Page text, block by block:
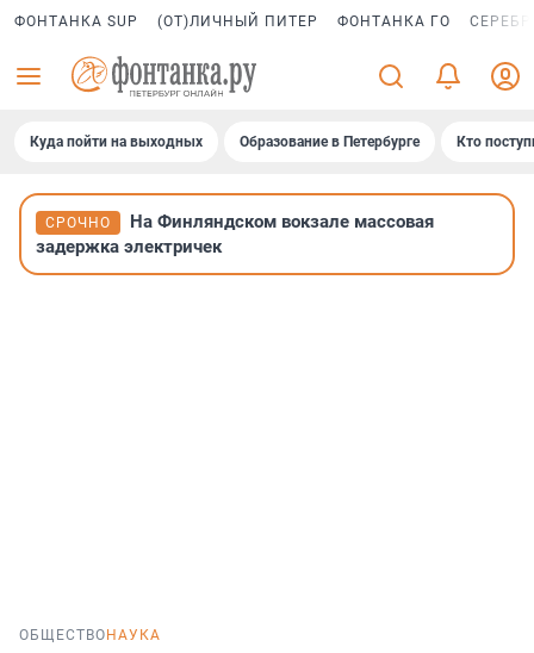
ФОНТАНКА SUP (ОТ)ЛИЧНЫЙ ПИТЕР ФОНТАНКА ГО
Куда пойти на выходных Образование в Петербурге Кто
СРОЧНО
На Финляндском вокзале массовая
задержка электричек
ОБЩЕСТВО НАУКА